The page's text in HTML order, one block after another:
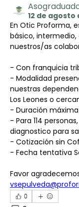
12 de agosto
En Otic Proforma,
básico, intermedio,
nuestros/as
- Con franquicia
- Modalidad
nuestras
Los Leones o
- Duración
- Para 114
diagnostico para
- Cotización sin
- Fecha tentativa
0